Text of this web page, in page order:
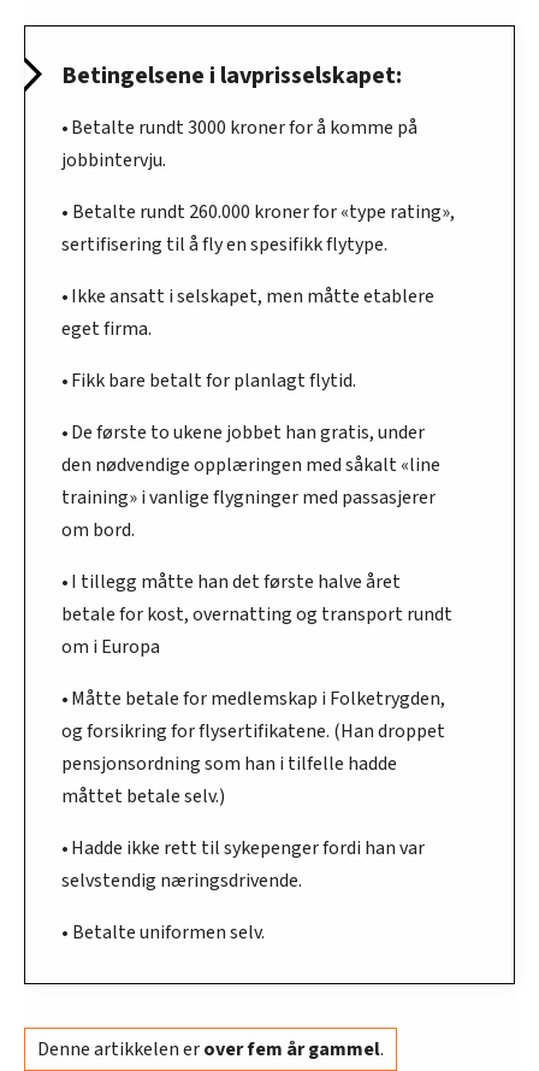
Betingelsene i lavprisselskapet:
• Betalte rundt 3000 kroner for å komme på
jobbintervju.
• Betalte rundt 260.000 kroner for «type rating»,
sertifisering til å fly en spesifikk flytype.
• Ikke ansatt i selskapet, men måtte etablere
eget firma.
• Fikk bare betalt for planlagt flytid.
• De første to ukene jobbet han gratis, under
den nødvendige opplæringen med såkalt «line
training» i vanlige flygninger med passasjerer
om bord.
• I tillegg måtte han det første halve året
betale for kost, overnatting og transport rundt
om i Europa
• Måtte betale for medlemskap i Folketrygden,
og forsikring for flysertifikatene. (Han droppet
pensjonsordning som han i tilfelle hadde
måttet betale selv.)
• Hadde ikke rett til sykepenger fordi han var
selvstendig næringsdrivende.
• Betalte uniformen selv.
Denne artikkelen erover fem år gammel.